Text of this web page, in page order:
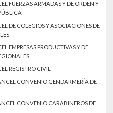
FUERZAS ARMADAS Y DE ORDEN Y
DE COLEGIOS Y ASOCIACIONES DE
EMPRESAS PRODUCTIVAS Y DE
REGISTRO CIVIL
CONVENIO GENDARMERÍA DE
CONVENIO CARABINEROS DE